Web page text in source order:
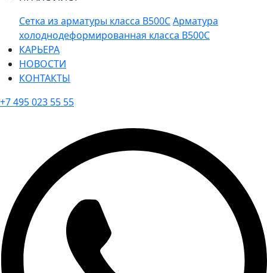
Сетка из арматуры класса В500САрматура
холоднодеформированная класса В500С
КАРЬЕРА
НОВОСТИ
КОНТАКТЫ
+7 495 023 55 55